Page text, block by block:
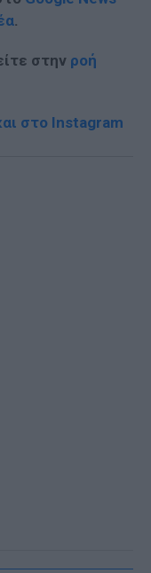
.
στην ροή
στο Instagram